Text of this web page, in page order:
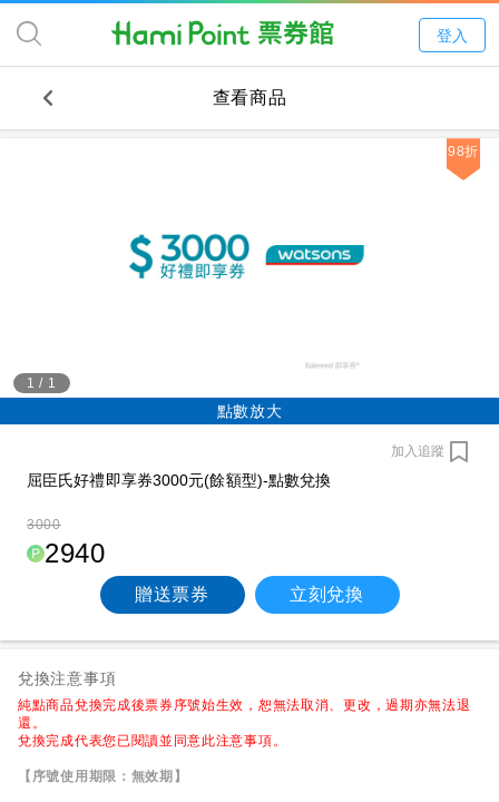
登入
查看商品
1 / 1
98折
點數放大
加入追蹤
屈臣氏好禮即享券3000元(餘額型)-點數兌換
3000
2940
贈送票券 立刻兌換
兌換注意事項
純點商品兌換完成後票券序號始生效，恕無法取消、更改，過期亦無法退
還。
兌換完成代表您已閱讀並同意此注意事項。
【序號使用期限：無效期】